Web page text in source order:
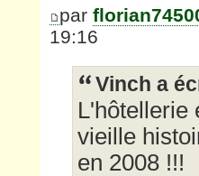
par
19:16
Vinch a
L'hôtellerie
vieille
en 2008 !!!